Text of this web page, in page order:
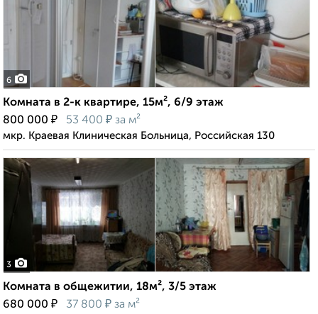
6
Комната в 2-к квартире, 15м², 6/9 этаж
800 000 ₽ 53 400 ₽ за м²
мкр. Краевая Клиническая Больница, Российская 130
3
Комната в общежитии, 18м², 3/5 этаж
680 000 ₽ 37 800 ₽ за м²